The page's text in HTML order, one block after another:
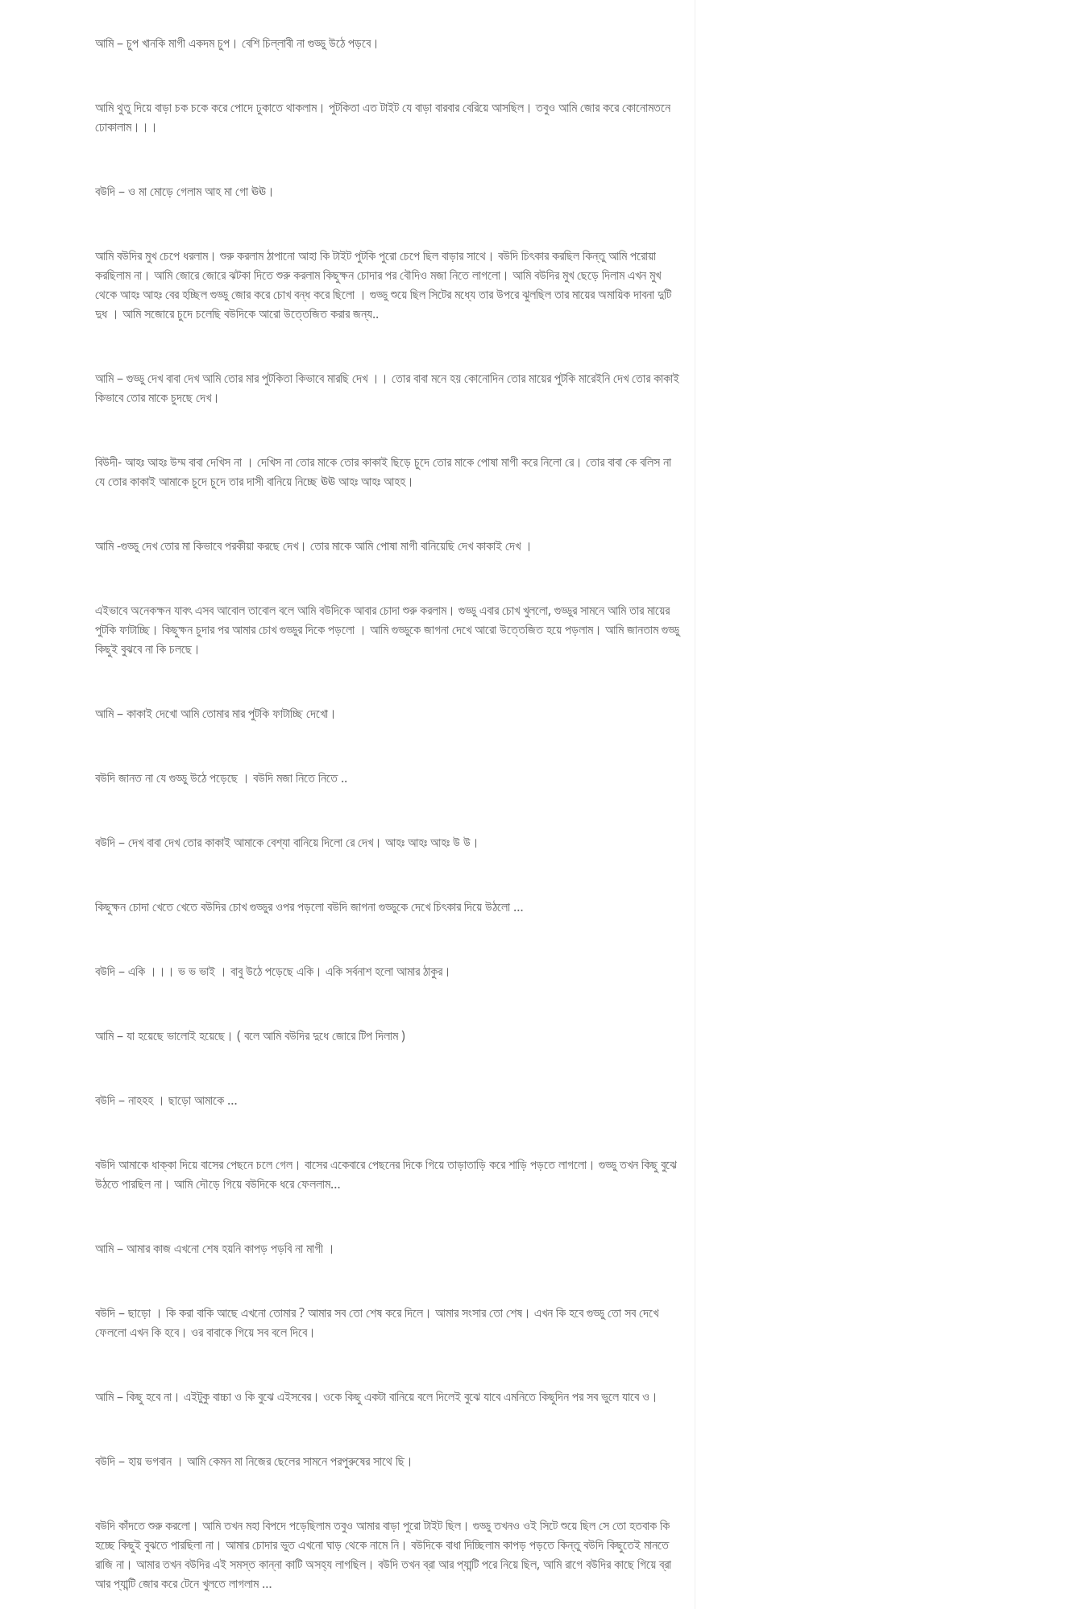
আমি – চুপ খানকি মাগী একদম চুপ। বেশি চিল্লাবী না গুড্ডু উঠে পড়বে।
আমি থুতু দিয়ে বাড়া চক চকে করে পোদে ঢুকাতে থাকলাম। পুটকিতা এত টাইট যে বাড়া বারবার বেরিয়ে আসছিল। তবুও আমি জোর করে কোনোমতনে
ঢোকালাম।।।
বউদি – ও মা মোড়ে গেলাম আহ মা গো ঊঊ।
আমি বউদির মুখ চেপে ধরলাম। শুরু করলাম ঠাপানো আহা কি টাইট পুটকি পুরো চেপে ছিল বাড়ার সাথে। বউদি চিৎকার করছিল কিন্তু আমি পরোয়া
করছিলাম না। আমি জোরে জোরে ঝটকা দিতে শুরু করলাম কিছুক্ষন চোদার পর বৌদিও মজা নিতে লাগলো। আমি বউদির মুখ ছেড়ে দিলাম এখন মুখ
থেকে আহঃ আহঃ বের হচ্ছিল গুড্ডু জোর করে চোখ বন্ধ করে ছিলো । গুড্ডু শুয়ে ছিল সিটের মধ্যে তার উপরে ঝুলছিল তার মায়ের অমায়িক দাবনা দুটি
দুধ । আমি সজোরে চুদে চলেছি বউদিকে আরো উত্তেজিত করার জন্য..
আমি – গুড্ডু দেখ বাবা দেখ আমি তোর মার পুটকিতা কিভাবে মারছি দেখ ।। তোর বাবা মনে হয় কোনোদিন তোর মায়ের পুটকি মারেইনি দেখ তোর কাকাই
কিভাবে তোর মাকে চুদছে দেখ।
বিউদী- আহঃ আহঃ উম্ম বাবা দেখিস না । দেখিস না তোর মাকে তোর কাকাই ছিড়ে চুদে তোর মাকে পোষা মাগী করে নিলো রে। তোর বাবা কে বলিস না
যে তোর কাকাই আমাকে চুদে চুদে তার দাসী বানিয়ে নিচ্ছে ঊঊ আহঃ আহঃ আহহ।
আমি -গুড্ডু দেখ তোর মা কিভাবে পরকীয়া করছে দেখ। তোর মাকে আমি পোষা মাগী বানিয়েছি দেখ কাকাই দেখ ।
এইভাবে অনেকক্ষন যাবৎ এসব আবোল তাবোল বলে আমি বউদিকে আবার চোদা শুরু করলাম। গুড্ডু এবার চোখ খুললো, গুড্ডুর সামনে আমি তার মায়ের
পুটকি ফাটাচ্ছি। কিছুক্ষন চুদার পর আমার চোখ গুড্ডুর দিকে পড়লো । আমি গুড্ডুকে জাগনা দেখে আরো উত্তেজিত হয়ে পড়লাম। আমি জানতাম গুড্ডু
কিছুই বুঝবে না কি চলছে।
আমি – কাকাই দেখো আমি তোমার মার পুটকি ফাটাচ্ছি দেখো।
বউদি জানত না যে গুড্ডু উঠে পড়েছে । বউদি মজা নিতে নিতে ..
বউদি – দেখ বাবা দেখ তোর কাকাই আমাকে বেশ্যা বানিয়ে দিলো রে দেখ। আহঃ আহঃ আহঃ উ উ।
কিছুক্ষন চোদা খেতে খেতে বউদির চোখ গুড্ডুর ওপর পড়লো বউদি জাগনা গুড্ডুকে দেখে চিৎকার দিয়ে উঠলো …
বউদি – একি ।।। ভ ভ ভাই । বাবু উঠে পড়েছে একি। একি সর্বনাশ হলো আমার ঠাকুর।
আমি – যা হয়েছে ভালোই হয়েছে। ( বলে আমি বউদির দুধে জোরে টিপ দিলাম )
বউদি – নাহহহ । ছাড়ো আমাকে …
বউদি আমাকে ধাক্কা দিয়ে বাসের পেছনে চলে গেল। বাসের একেবারে পেছনের দিকে গিয়ে তাড়াতাড়ি করে শাড়ি পড়তে লাগলো। গুড্ডু তখন কিছু বুঝে
উঠতে পারছিল না। আমি দৌড়ে গিয়ে বউদিকে ধরে ফেললাম…
আমি – আমার কাজ এখনো শেষ হয়নি কাপড় পড়বি না মাগী ।
বউদি – ছাড়ো । কি করা বাকি আছে এখনো তোমার ? আমার সব তো শেষ করে দিলে। আমার সংসার তো শেষ। এখন কি হবে গুড্ডু তো সব দেখে
ফেললো এখন কি হবে। ওর বাবাকে গিয়ে সব বলে দিবে।
আমি – কিছু হবে না। এইটুকু বাচ্চা ও কি বুঝে এইসবের। ওকে কিছু একটা বানিয়ে বলে দিলেই বুঝে যাবে এমনিতে কিছুদিন পর সব ভুলে যাবে ও।
বউদি – হায় ভগবান । আমি কেমন মা নিজের ছেলের সামনে পরপুরুষের সাথে ছি।
বউদি কাঁদতে শুরু করলো। আমি তখন মহা বিপদে পড়েছিলাম তবুও আমার বাড়া পুরো টাইট ছিল। গুড্ডু তখনও ওই সিটে শুয়ে ছিল সে তো হতবাক কি
হচ্ছে কিছুই বুঝতে পারছিলা না। আমার চোদার ভুত এখনো ঘাড় থেকে নামে নি। বউদিকে বাধা দিচ্ছিলাম কাপড় পড়তে কিন্তু বউদি কিছুতেই মানতে
রাজি না। আমার তখন বউদির এই সমস্ত কান্না কাটি অসহ্য লাগছিল। বউদি তখন ব্রা আর প্যান্টি পরে নিয়ে ছিল, আমি রাগে বউদির কাছে গিয়ে ব্রা
আর প্যান্টি জোর করে টেনে খুলতে লাগলাম …